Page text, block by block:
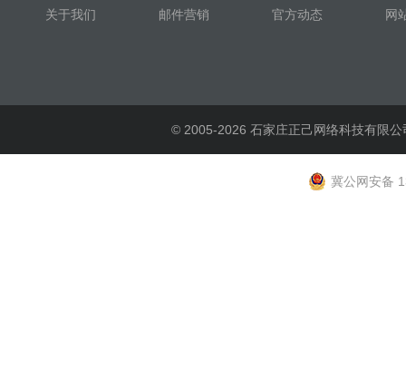
关于我们 邮件营销 官方动态 网
© 2005-2026 石家庄正己网络科技有限
冀公网安备